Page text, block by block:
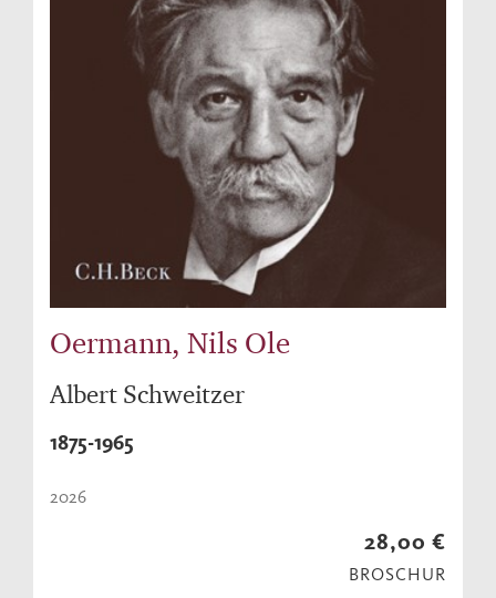
Oermann, Nils Ole
Albert Schweitzer
1875-1965
2026
28,00 €
BROSCHUR